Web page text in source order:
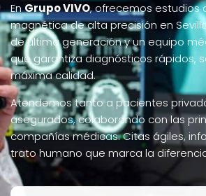
EnGrupo VIVO, ofrecemos estudios
magnética de alta precisión en
de última generación y un equipo
que garantiza diagnósticos rápidos,
máxima calidad.
Atendemos tanto a pacientes
asegurados, colaborando con las
compañías médicas. Citas ágiles,
trato humano que marca la